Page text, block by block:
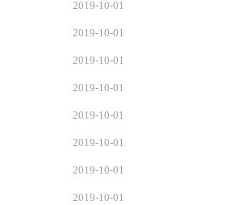
2019-10-01
2019-10-01
2019-10-01
2019-10-01
2019-10-01
2019-10-01
2019-10-01
2019-10-01